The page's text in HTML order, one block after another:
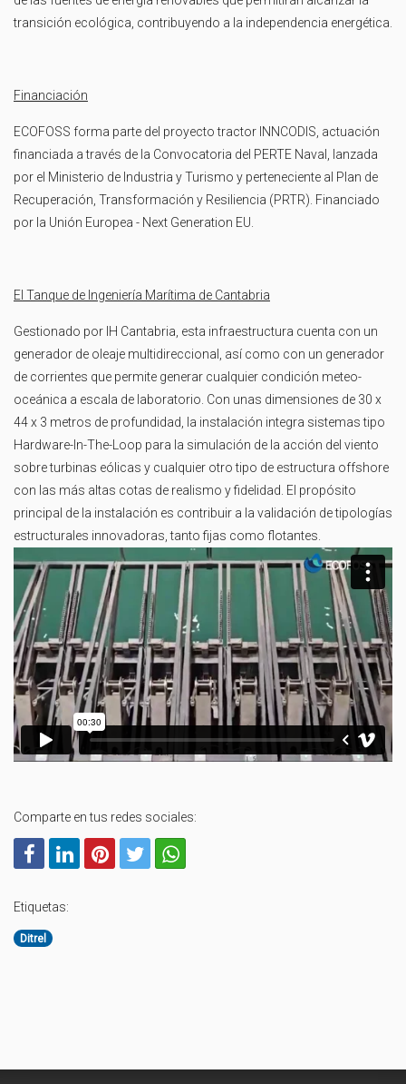
transición ecológica, contribuyendo a la independencia energética.
Financiación
ECOFOSS forma parte del proyecto tractor INNCODIS, actuación
financiada a través de la Convocatoria del PERTE Naval, lanzada
por el Ministerio de Industria y Turismo y perteneciente al Plan de
Recuperación, Transformación y Resiliencia (PRTR). Financiado
por la Unión Europea - Next Generation EU.
El Tanque de Ingeniería Marítima de Cantabria
Gestionado por IH Cantabria, esta infraestructura cuenta con un
generador de oleaje multidireccional, así como con un generador
de corrientes que permite generar cualquier condición meteo-
oceánica a escala de laboratorio. Con unas dimensiones de 30 x
44 x 3 metros de profundidad, la instalación integra sistemas tipo
Hardware-In-The-Loop para la simulación de la acción del viento
sobre turbinas eólicas y cualquier otro tipo de estructura offshore
con las más altas cotas de realismo y fidelidad. El propósito
principal de la instalación es contribuir a la validación de tipologías
estructurales innovadoras, tanto fijas como flotantes.
Comparte en tus redes sociales:
Etiquetas:
Ditrel